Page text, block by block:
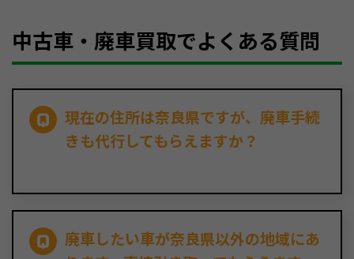
中古車・廃車買取でよくある質問
現在の住所は奈良県ですが、廃車手続
きも代行してもらえますか？
廃車したい車が奈良県以外の地域にあ